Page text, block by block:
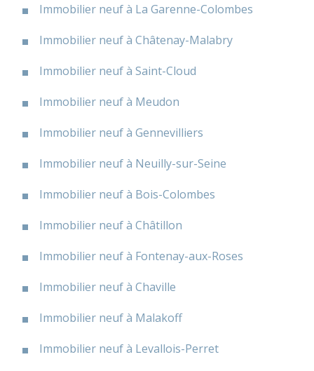
Immobilier neuf à La Garenne-Colombes
Immobilier neuf à Châtenay-Malabry
Immobilier neuf à Saint-Cloud
Immobilier neuf à Meudon
Immobilier neuf à Gennevilliers
Immobilier neuf à Neuilly-sur-Seine
Immobilier neuf à Bois-Colombes
Immobilier neuf à Châtillon
Immobilier neuf à Fontenay-aux-Roses
Immobilier neuf à Chaville
Immobilier neuf à Malakoff
Immobilier neuf à Levallois-Perret